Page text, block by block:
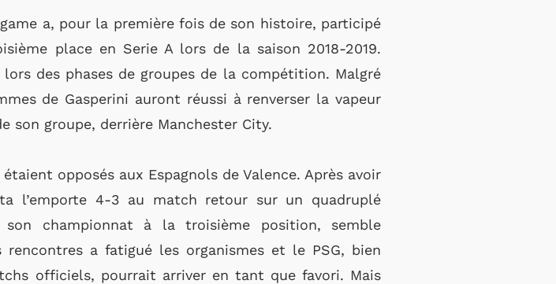
a, pour la première fois de son histoire, participé
place en Serie A lors de la saison 2018-2019.
des phases de groupes de la compétition. Malgré
de Gasperini auront réussi à renverser la vapeur
son groupe, derrière Manchester City.
opposés aux Espagnols de Valence. Après avoir
l’emporte 4-3 au match retour sur un quadruplé
championnat à la troisième position, semble
rencontres a fatigué les organismes et le PSG, bien
officiels, pourrait arriver en tant que favori. Mais